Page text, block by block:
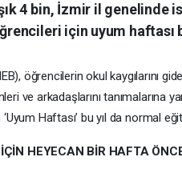
4 bin, İzmir il genelinde
için uyum haftası
öğrencilerin okul kaygılarını
ve arkadaşlarını tanımalarına
‘Uyum Haftası’ bu yıl da normal
İÇİN HEYECAN BİR HAFTA